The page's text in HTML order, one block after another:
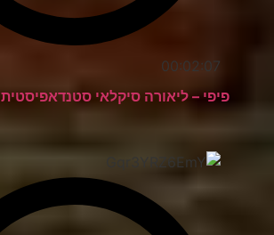
00:02:07
פיפי – ליאורה סיקלאי סטנדאפיסטית